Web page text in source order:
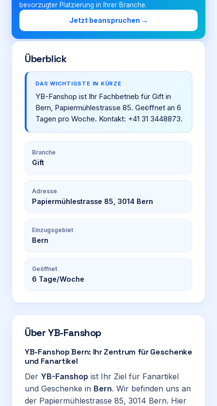
bevorzugter Platzierung in Ihrer Branche.
Jetzt beanspruchen →
Überblick
DAS WICHTIGSTE IN KÜRZE
YB-Fanshop ist Ihr Fachbetrieb für Gift in
Bern, Papiermühlestrasse 85. Geöffnet an 6
Tagen pro Woche. Kontakt: +41 31 3448873.
Branche
Gift
Adresse
Papiermühlestrasse 85, 3014 Bern
Einzugsgebiet
Bern
Geöffnet
6 Tage/Woche
ÜberYB-Fanshop
YB-Fanshop Bern: Ihr Zentrum für Geschenke
und Fanartikel
Der YB-Fanshop ist Ihr Ziel für Fanartikel
und Geschenke in Bern. Wir befinden uns an
der Papiermühlestrasse 85, 3014 Bern. Hier